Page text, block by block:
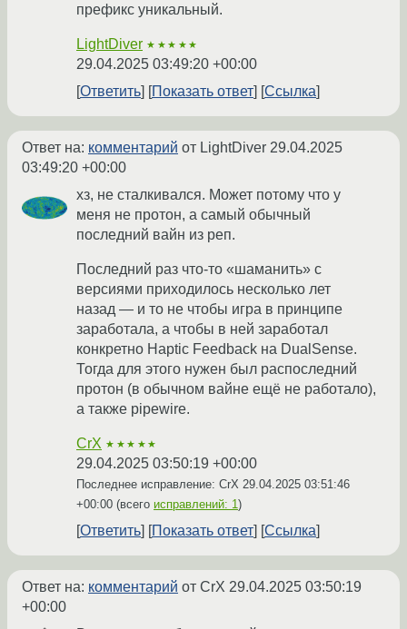
префикс уникальный.
LightDiver ★★★★★
29.04.2025 03:49:20 +00:00
Ответить
Показать ответ Ссылка
Ответ на: комментарий от LightDiver 29.04.2025
03:49:20 +00:00
хз, не сталкивался. Может потому что у
меня не протон, а самый обычный
последний вайн из реп.
Последний раз что-то «шаманить» с
версиями приходилось несколько лет
назад — и то не чтобы игра в принципе
заработала, а чтобы в ней заработал
конкретно Haptic Feedback на DualSense.
Тогда для этого нужен был распоследний
протон (в обычном вайне ещё не работало),
а также pipewire.
CrX ★★★★★
29.04.2025 03:50:19 +00:00
Последнее исправление: CrX 29.04.2025 03:51:46
+00:00 (всего исправлений: 1)
Ответить Показать ответ Ссылка
Ответ на: комментарий от CrX 29.04.2025 03:50:19
+00:00